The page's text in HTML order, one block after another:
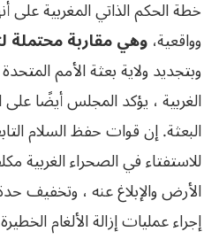
خطة الحكم الذاتي المغربية
وواقعية،وهي مقاربة محتملة
وبتجديد ولاية بعثة الأمم
الغربية ، يؤكد المجلس أيضًا على
البعثة. إن قوات حفظ السلام
للاستفتاء في الصحراء الغربية
الأرض والإبلاغ عنه ، وتخفيف
إجراء عمليات إزالة الألغام